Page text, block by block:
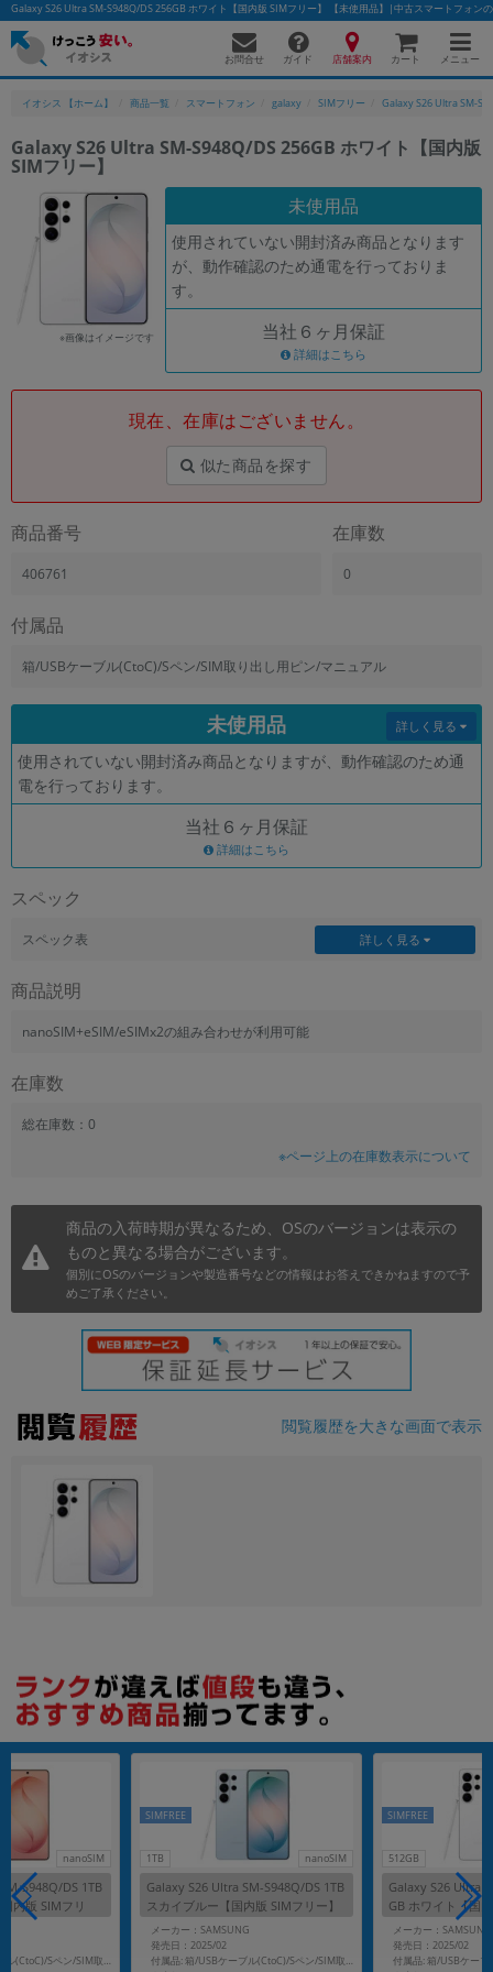
Galaxy S26 Ultra SM-S948Q/DS 256GB ホワイト【国内版 SIMフリー】 【未使用品】|中古スマートフォン
お問合せ ガイド 店舗案内 カート メニュー
イオシス 【ホーム】 商品一覧 スマートフォン galaxy SIMフリー Galaxy S26 Ultra SM-
Galaxy S26 Ultra SM-S948Q/DS 256GB ホワイト【国内版
SIMフリー】
※画像はイメージです
未使用品
使用されていない開封済み商品となります
が、動作確認のため通電を行っておりま
す。
当社６ヶ月保証
詳細はこちら
現在、在庫はございません。
似た商品を探す
商品番号
406761
在庫数
0
付属品
箱/USBケーブル(CtoC)/Sペン/SIM取り出し用ピン/マニュアル
未使用品
使用されていない開封済み商品となりますが、動作確認のため通
電を行っております。
詳しく見る
当社６ヶ月保証
詳細はこちら
スペック
スペック表 詳しく見る
商品説明
nanoSIM+eSIM/eSIMx2の組み合わせが利用可能
在庫数
総在庫数：0
※ページ上の在庫数表示について
商品の入荷時期が異なるため、OSのバージョンは表示の
ものと異なる場合がございます。
個別にOSのバージョンや製造番号などの情報はお答えできかねますので予
めご了承ください。
閲覧履歴を大きな画面で表示
nanoSIM
S948Q/DS 1TB
内版 SIMフリ
付属品: 箱/USBケーブル(CtoC)/Sペン/SIM取り出し用ピン/マニュアル
1TB nanoSIM
SIMFREE
Galaxy S26 Ultra SM-S948Q/DS 1TB
スカイブルー【国内版 SIMフリー】
メーカー：SAMSUNG
発売日：2025/02
付属品: 箱/USBケーブル(CtoC)/Sペン/SIM取り出し用ピン/マニュアル
512GB
SIMFREE
Galaxy S26 Ultra
GB ホワイト【国
メーカー：SAMSUNG
発売日：2025/02
かんたんパソコン検索に切り替える
人気の検索ワード： Let's note
「スマートフォン」「タブレット」など
メーカー
「Apple」「SONY」「SHARP」など
機能・特徴
ランク
商品状態の絞り込み
「新品」「未使用」「中古」など
CPUの絞り込み
OS
OSの絞り込み
価格
月 から
各項目のチェックボックスは「or検索」となります。